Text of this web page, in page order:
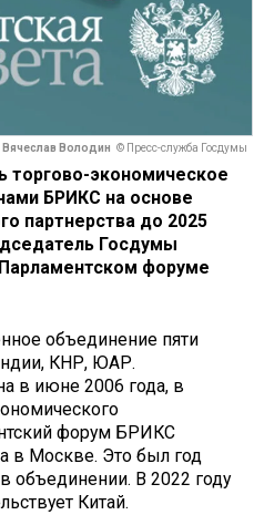
Вячеслав Володин © Пресс-служба Госдумы
торгово-экономическое
БРИКС на основе
партнерства до 2025
Госдумы
Парламентском форуме
объединение пяти
КНР, ЮАР.
в июне 2006 года, в
форум БРИКС
в Москве. Это был год
объединении. В 2022 году
Китай.